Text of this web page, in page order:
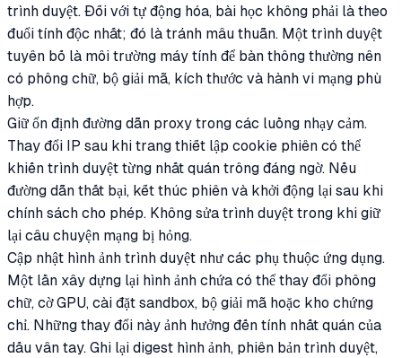
trình duyệt. Đối với tự động hóa, bài học không phải là theo
đuổi tính độc nhất; đó là tránh mâu thuẫn. Một trình duyệt
tuyên bố là môi trường máy tính để bàn thông thường nên
có phông chữ, bộ giải mã, kích thước và hành vi mạng phù
hợp.
Giữ ổn định đường dẫn proxy trong các luồng nhạy cảm.
Thay đổi IP sau khi trang thiết lập cookie phiên có thể
khiến trình duyệt từng nhất quán trông đáng ngờ. Nếu
đường dẫn thất bại, kết thúc phiên và khởi động lại sau khi
chính sách cho phép. Không sửa trình duyệt trong khi giữ
lại câu chuyện mạng bị hỏng.
Cập nhật hình ảnh trình duyệt như các phụ thuộc ứng dụng.
Một lần xây dựng lại hình ảnh chứa có thể thay đổi phông
chữ, cờ GPU, cài đặt sandbox, bộ giải mã hoặc kho chứng
chỉ. Những thay đổi này ảnh hưởng đến tính nhất quán của
dấu vân tay. Ghi lại digest hình ảnh, phiên bản trình duyệt,